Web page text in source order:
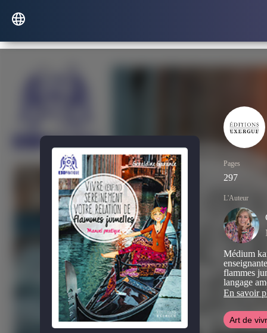
Pages
297
L'Auteur
Médium
flammes
langage
relation de
coins du
En savoir
Art de